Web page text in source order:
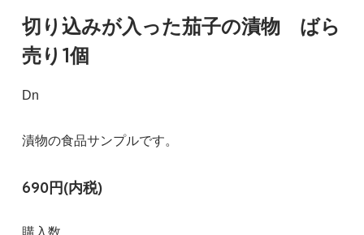
切り込みが入った茄子の漬物 ばら
売り1個
Dn
漬物の食品サンプルです。
690円(内税)